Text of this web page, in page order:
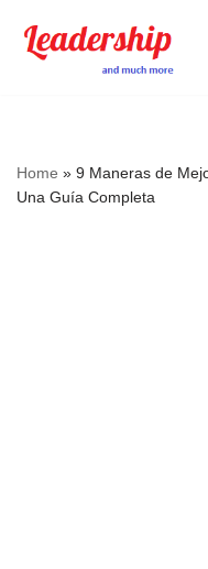
Skip
Home » 9 Maneras de
Una Guía Completa